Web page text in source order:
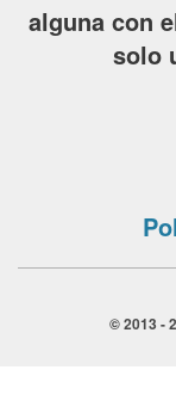
alguna con
solo
© 2013 -